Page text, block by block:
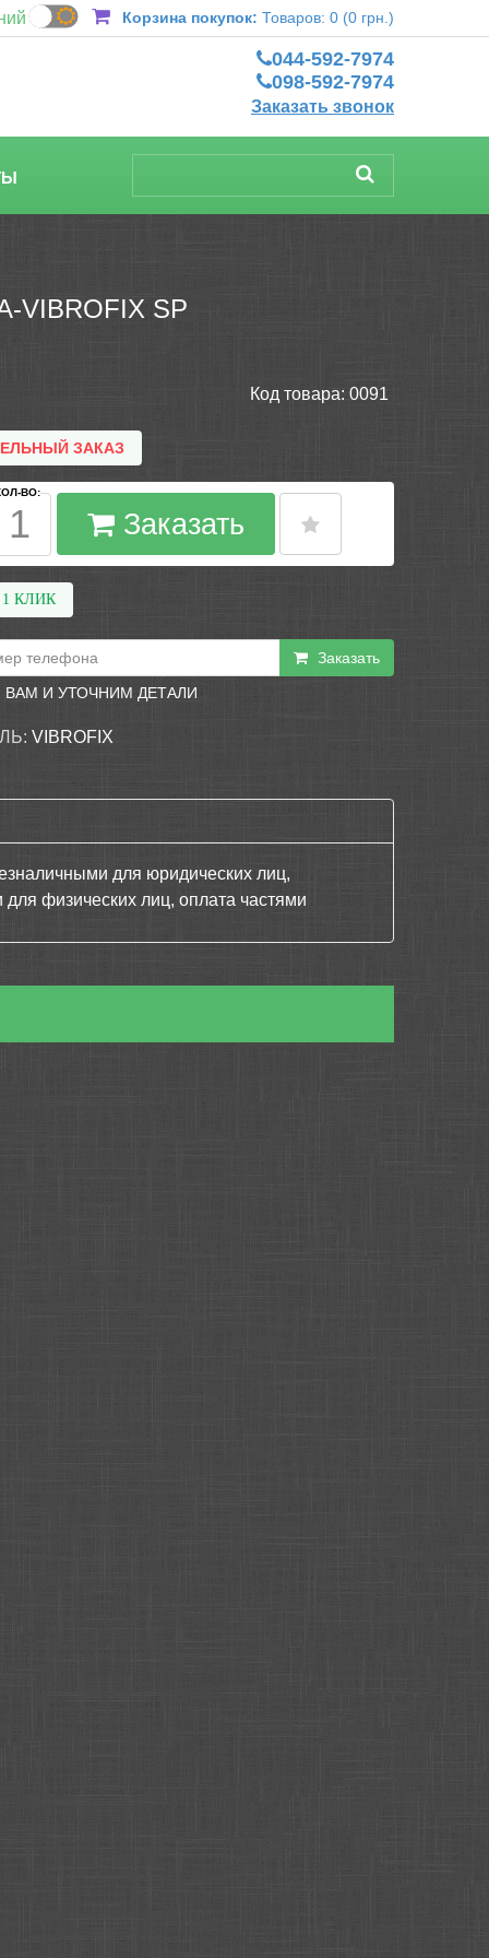
Корзина покупок: Товаров: 0 (0 грн.)
044-592-7974
098-592-7974
Заказать звонок
SP
Код товара: 0091
ЗАКАЗ
ВО:
Заказать
КЛИК
Заказать
И УТОЧНИМ ДЕТАЛИ
VIBROFIX
для юридических лиц,
физических лиц, оплата частями